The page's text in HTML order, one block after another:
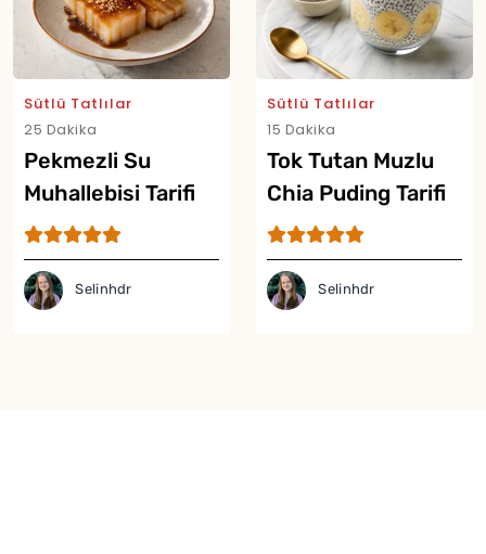
Sütlü Tatlılar
25 Dakika
Pekmezli Su
Muhallebisi Tarifi
Selinhdr
Sütlü Tatlılar
15 Dakika
Tok Tutan Muzlu
Chia Puding Tarifi
Selinhdr